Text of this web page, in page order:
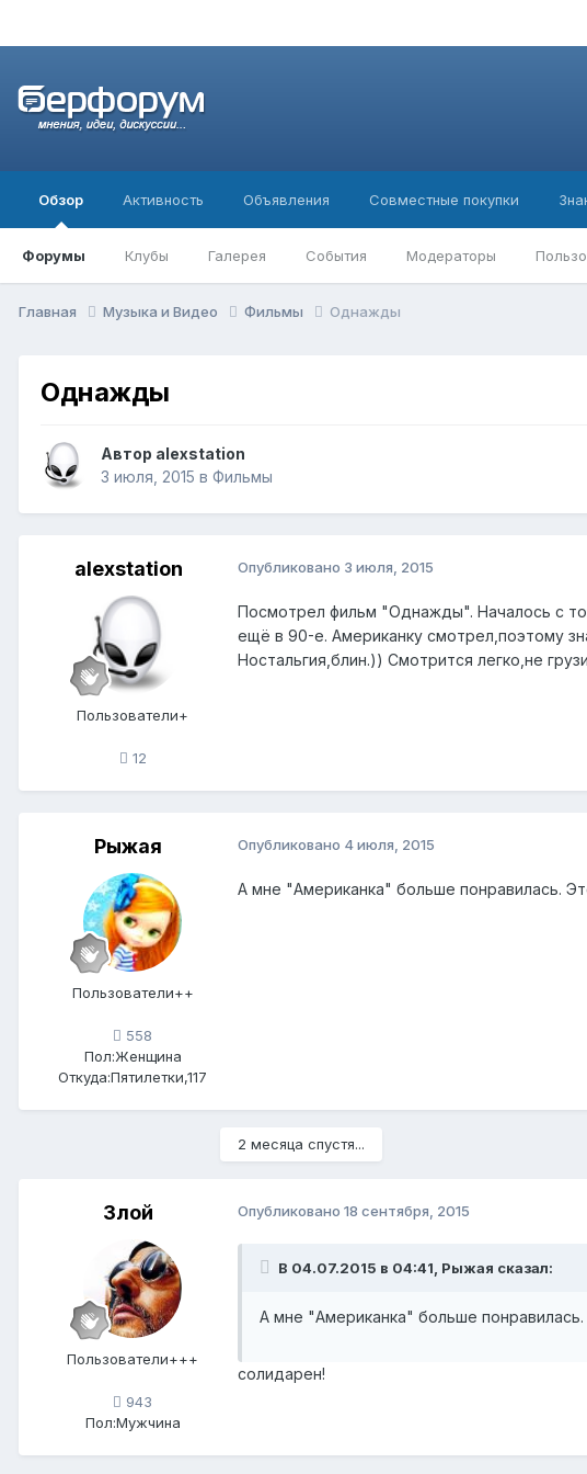
Обзор
Форумы Клубы Галерея События Модераторы
Активность Объявления Совместные покупки
Главная Музыка и Видео Фильмы Однажды
Однажды
Автор alexstation
3 июля, 2015 в Фильмы
alexstation
Пользователи+
12
Опубликовано 3 июля, 2015
Посмотрел фильм "Однажды". Началось с
ещё в 90-е. Американку смотрел,поэтому
Ностальгия,блин.)) Смотрится легко,не
Рыжая
Пользователи++
558
Пол:Женщина
Откуда:Пятилетки,117
Опубликовано 4 июля, 2015
А мне "Американка" больше понравилась.
2 месяца спустя...
Злой
Пользователи+++
943
Пол:Мужчина
Опубликовано 18 сентября, 2015
В 04.07.2015 в 04:41, Рыжая сказал:
А мне "Американка" больше
солидарен!